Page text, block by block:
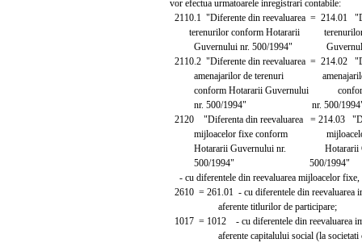
vor efectua urmatoarele inregistrari contabile:
2110.1 "Diferente din reevaluarea = 214.01
terenurilor conform Hotararii terenurilor
Guvernului nr. 500/1994" Guvernului
2110.2 "Diferente din reevaluarea = 214.02
amenajarilor de terenuri amenajarilor
conform Hotararii Guvernului conform
nr. 500/1994" nr. 500/
2120 "Diferenta din reevaluarea = 214.03
mijloacelor fixe conform mijloacelor
Hotararii Guvernului nr. Hotararii
500/1994" 500/1994"
- cu diferentele din reevaluarea mijloacelor
2610 = 261.01 - cu diferentele din reevaluarea
aferente titlurilor de participare;
1017 = 1012 - cu diferentele din reevaluarea
aferente capitalului social (la societati